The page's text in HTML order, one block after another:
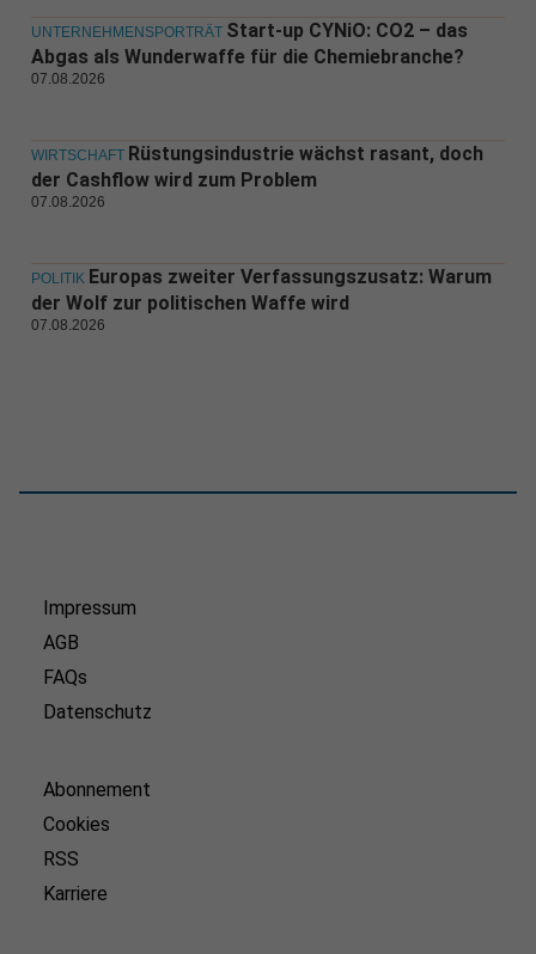
UNTERNEHMENSPORTRÄT Start-up CYNiO: CO2 – das
Abgas als Wunderwaffe für die Chemiebranche?
07.08.2026
WIRTSCHAFT Rüstungsindustrie wächst rasant, doch
der Cashflow wird zum Problem
07.08.2026
POLITIK Europas zweiter Verfassungszusatz: Warum
der Wolf zur politischen Waffe wird
07.08.2026
Impressum
AGB
FAQs
Datenschutz
Abonnement
Cookies
RSS
Karriere